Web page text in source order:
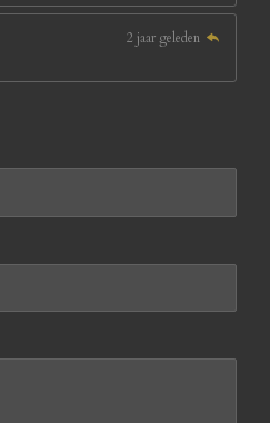
2 jaar geleden